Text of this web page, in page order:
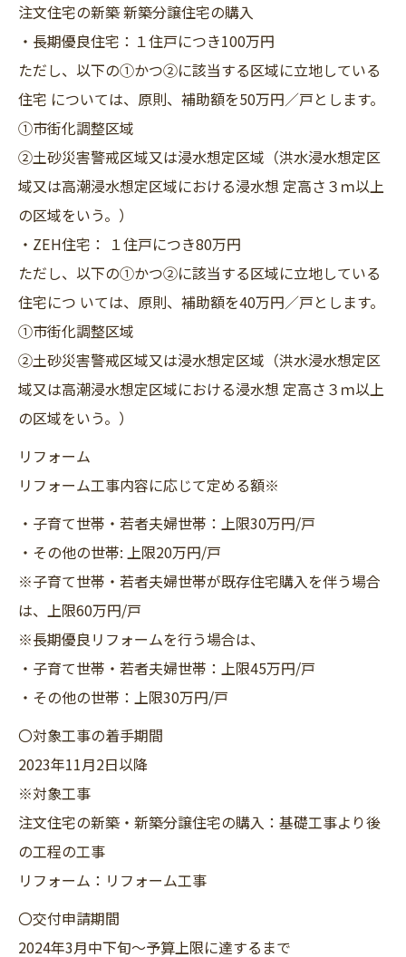
注文住宅の新築 新築分譲住宅の購入
・長期優良住宅：１住戸につき100万円
ただし、以下の①かつ②に該当する区域に立地している
住宅 については、原則、補助額を50万円／戸とします。
①市街化調整区域
②土砂災害警戒区域又は浸水想定区域（洪水浸水想定区
域又は高潮浸水想定区域における浸水想 定高さ３ｍ以上
の区域をいう。）
・ZEH住宅： １住戸につき80万円
ただし、以下の①かつ②に該当する区域に立地している
住宅につ いては、原則、補助額を40万円／戸とします。
①市街化調整区域
②土砂災害警戒区域又は浸水想定区域（洪水浸水想定区
域又は高潮浸水想定区域における浸水想 定高さ３ｍ以上
の区域をいう。）
リフォーム
リフォーム工事内容に応じて定める額※
・子育て世帯・若者夫婦世帯：上限30万円/戸
・その他の世帯: 上限20万円/戸
※子育て世帯・若者夫婦世帯が既存住宅購入を伴う場合
は、上限60万円/戸
※長期優良リフォームを行う場合は、
・子育て世帯・若者夫婦世帯：上限45万円/戸
・その他の世帯：上限30万円/戸
〇対象工事の着手期間
2023年11月2日以降
※対象工事
注文住宅の新築・新築分譲住宅の購入：基礎工事より後
の工程の工事
リフォーム：リフォーム工事
〇交付申請期間
2024年3月中下旬～予算上限に達するまで